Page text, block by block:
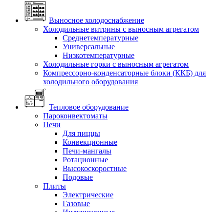
Выносное холодоснабжение
Холодильные витрины с выносным агрегатом
Среднетемпературные
Универсальные
Низкотемпературные
Холодильные горки с выносным агрегатом
Компрессорно-конденсаторные блоки (ККБ) для
холодильного оборудования
Тепловое оборудование
Пароконвектоматы
Печи
Для пиццы
Конвекционные
Печи-мангалы
Ротационные
Высокоскоростные
Подовые
Плиты
Электрические
Газовые